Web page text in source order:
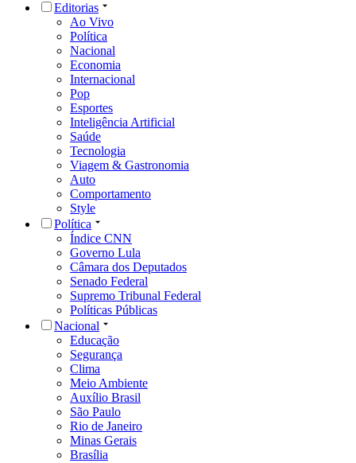
Editorias
Ao Vivo
Política
Nacional
Economia
Internacional
Pop
Esportes
Inteligência Artificial
Saúde
Tecnologia
Viagem & Gastronomia
Auto
Comportamento
Style
Política
Índice CNN
Governo Lula
Câmara dos Deputados
Senado Federal
Supremo Tribunal Federal
Políticas Públicas
Nacional
Educação
Segurança
Clima
Meio Ambiente
Auxílio Brasil
São Paulo
Rio de Janeiro
Minas Gerais
Brasília